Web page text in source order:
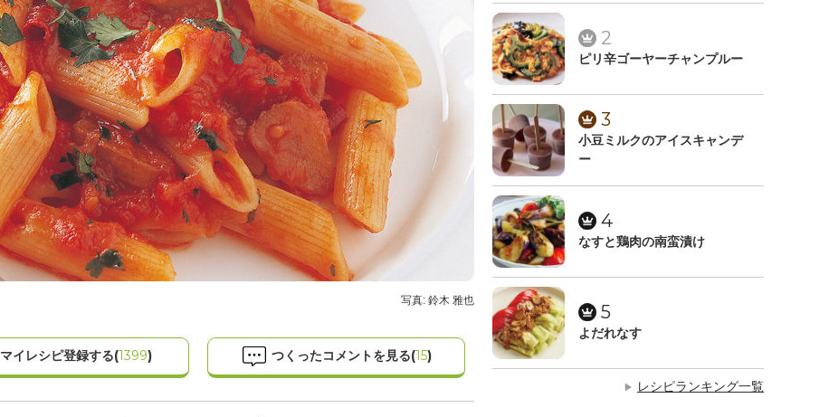
写真: 鈴木 雅也
マイレシピ登録する(1399) つくったコメントを見る(15)
2
ピリ辛ゴーヤーチャンプルー
3
小豆ミルクのアイスキャンデ
ー
4
なすと鶏肉の南蛮漬け
5
よだれなす
▶ レシピランキング一覧